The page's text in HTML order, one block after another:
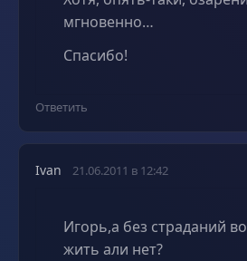
мгновенно…
Спасибо!
Ответить
Ivan 21.06.2011 в 12:42
Игорь,а без страданий
жить али нет?